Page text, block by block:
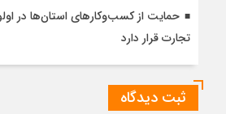
حمایت از کسب‌وکارهای استان‌ها در
تجارت قرار دارد
ثبت دیدگاه